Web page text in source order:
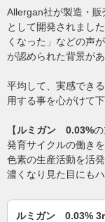
Allergan社が製造・
として開発されまし
くなった」などの声
が認められた背景があ
平均して、実感でき
用する事を心がけて下
【ルミガン 0.03%
発育サイクルの働き
色素の生産活動を活
濃くなり見た目にも
ルミガン 0.03%